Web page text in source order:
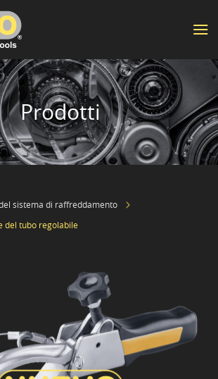
Prodotti
sistema di raffreddamento
del tubo regolabile